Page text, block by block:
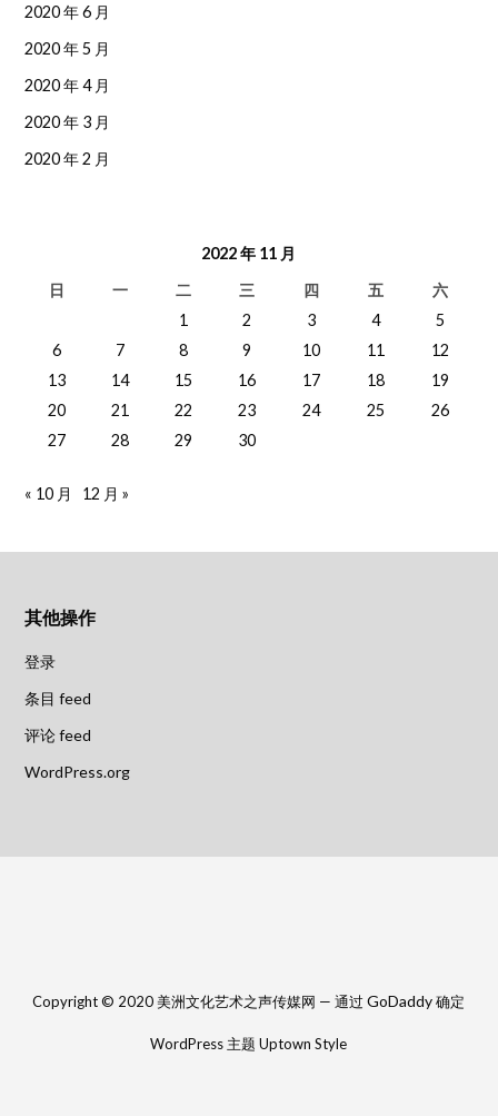
2020 年 6 月
2020 年 5 月
2020 年 4 月
2020 年 3 月
2020 年 2 月
2022 年 11 月
日 一 二 三 四 五 六
1 2 3 4
5
6
7 8 9 10 11
12
13
14 15 16 17 18
19
20
21 22 23 24 25
26
27
28 29 30
« 10 月 12 月 »
其他操作
登录
条目 feed
评论 feed
WordPress.org
Copyright © 2020 美洲文化艺术之声传媒网 — 通过GoDaddy确定
WordPress 主题 Uptown Style